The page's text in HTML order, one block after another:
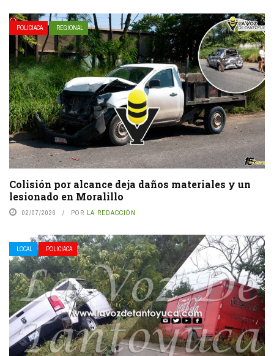
POLICIACA REGIONAL
Colisión por alcance deja daños materiales y un
lesionado en Moralillo
02/07/2026 POR LA REDACCIÓN
LOCAL POLICIACA